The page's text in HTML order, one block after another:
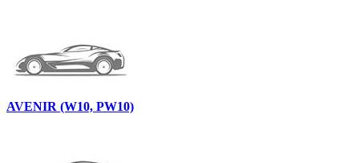
AVENIR (W10, PW10)